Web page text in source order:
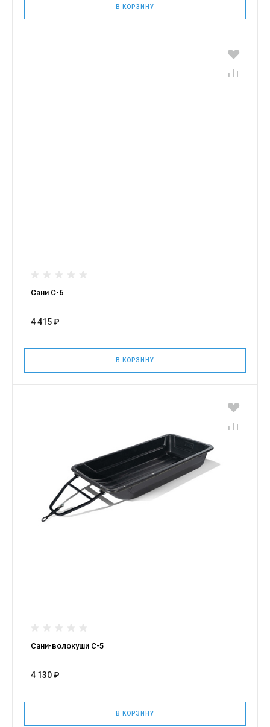
В КОРЗИНУ
Сани С-6
4 415 ₽
В КОРЗИНУ
Сани-волокуши С-5
4 130 ₽
В КОРЗИНУ